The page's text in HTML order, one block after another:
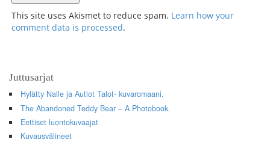
This site uses Akismet to reduce spam. Learn how your
comment data is processed.
Juttusarjat
Hylätty Nalle ja Autiot Talot- kuvaromaani.
The Abandoned Teddy Bear – A Photobook.
Eettiset luontokuvaajat
Kuvausvälineet